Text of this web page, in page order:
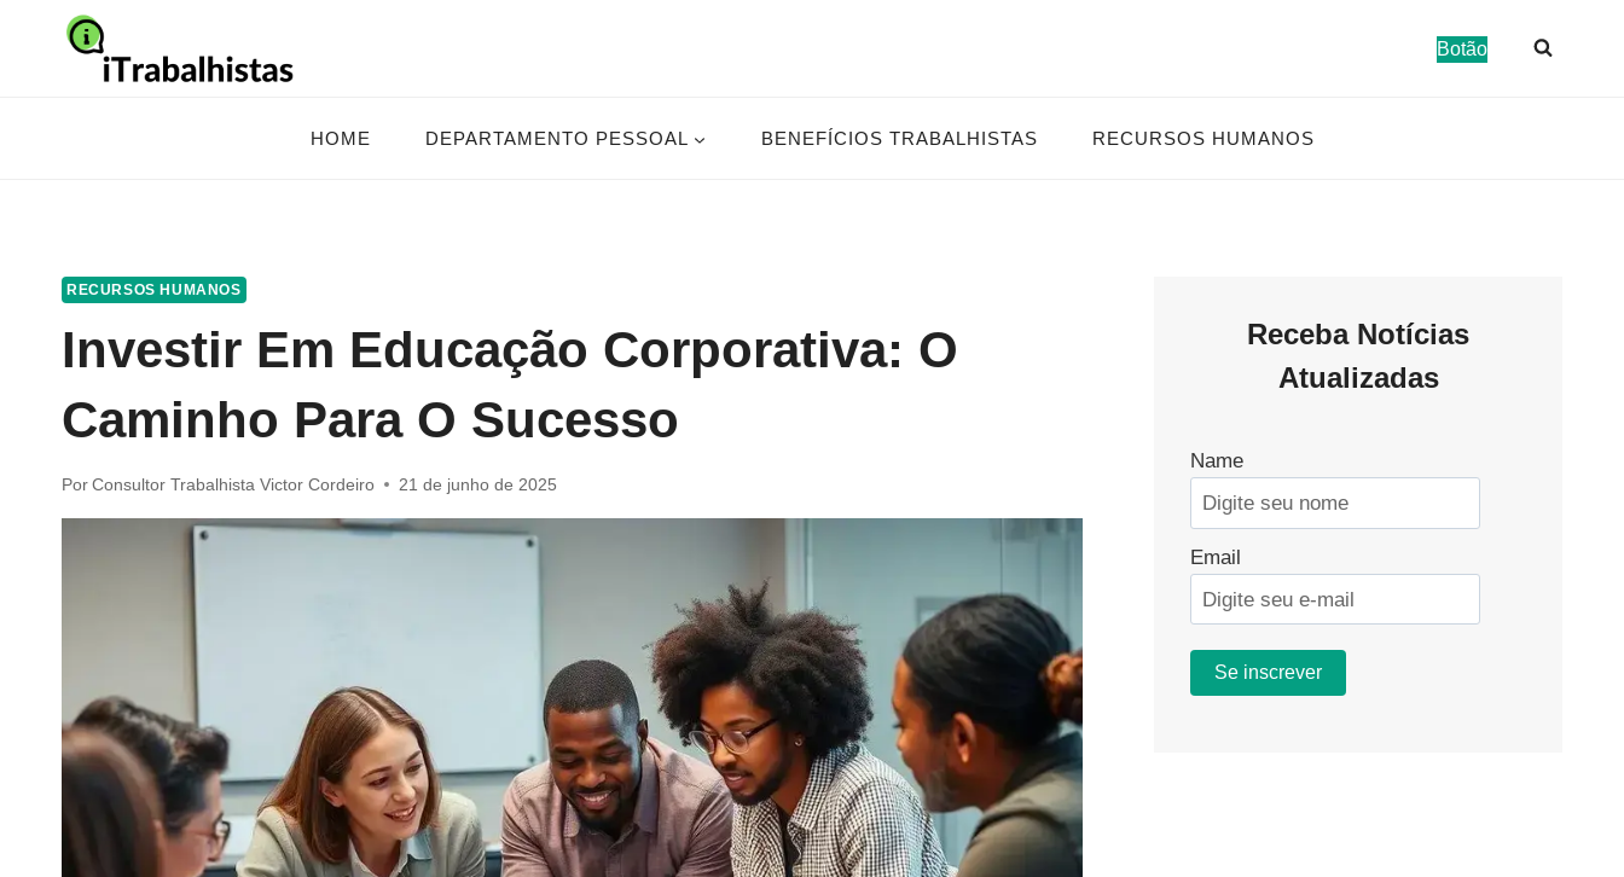
Botão
HOME DEPARTAMENTO PESSOAL BENEFÍCIOS TRABALHISTAS RECURSOS HUMANOS
RECURSOS HUMANOS
Investir Em Educação Corporativa: O
Caminho Para O Sucesso
Por Consultor Trabalhista Victor Cordeiro 21 de junho de 2025
Receba Notícias
Atualizadas
Name
Email